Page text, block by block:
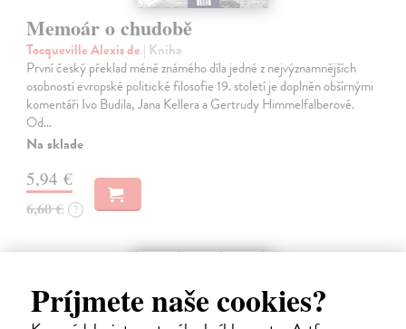
Príjmete naše cookies?
Memoár o chudobě
Tocqueville Alexis de | Kniha
První český překlad méně známého díla jedné z nejvýznamnějších
osobností evropské politické filosofie 19. století je doplněn obšírnými
komentáři Ivo Budila, Jana Kellera a Gertrudy Himmelfalberové.
Od…
Na sklade
5,94 €
6,60 € ?
novinka